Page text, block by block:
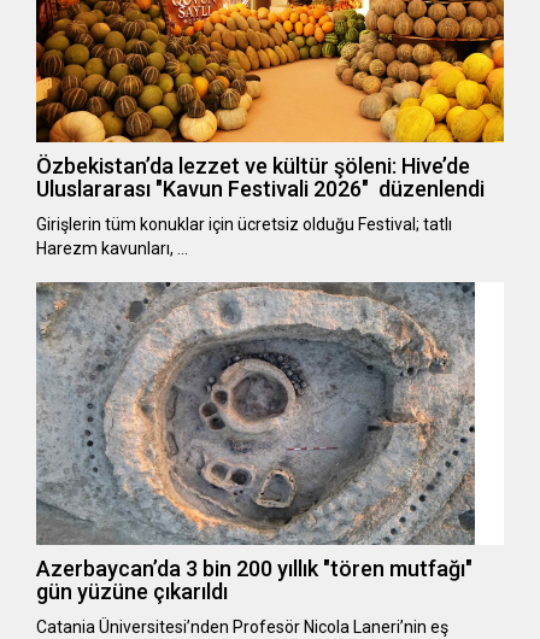
Özbekistan’da lezzet ve kültür şöleni: Hive’de
Uluslararası "Kavun Festivali 2026" düzenlendi
Girişlerin tüm konuklar için ücretsiz olduğu Festival; tatlı
Harezm kavunları, …
Azerbaycan’da 3 bin 200 yıllık "tören mutfağı"
gün yüzüne çıkarıldı
Catania Üniversitesi’nden Profesör Nicola Laneri’nin eş